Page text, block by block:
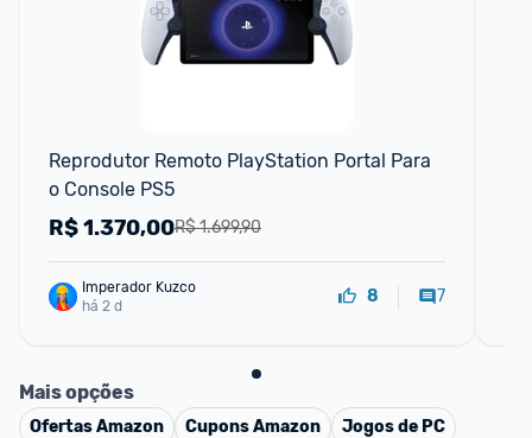
Reprodutor Remoto PlayStation Portal Para
o Console PS5
R$ 1.699,90
R$1.370,00
Imperador Kuzco
há 2 d
8 7
Mais opções
OfertasAmazon CuponsAmazon
Jogos de PC